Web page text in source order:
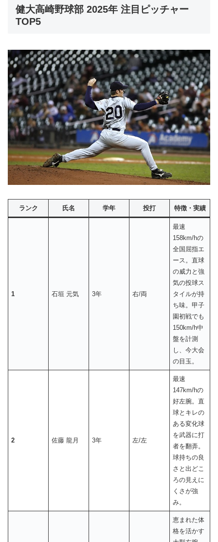
健大高崎野球部 2025年 注目ピッチャー
TOP5
ランク 氏名 学年 投打 特徴・実績
1 石垣 元気 3年 右/両
最速
158km/hの
全国屈指エ
ース。直球
の威力と強
気の投球ス
タイルが持
ち味。甲子
園初戦でも
150km/h中
盤を計測
し、今大会
の目玉。
2 佐藤 龍月 3年 左/左
最速
147km/hの
好左腕。直
球とキレの
ある変化球
を武器に打
者を翻弄。
球持ちの良
さと出どこ
ろの見えに
くさが強
み。
恵まれた体
格を活かす